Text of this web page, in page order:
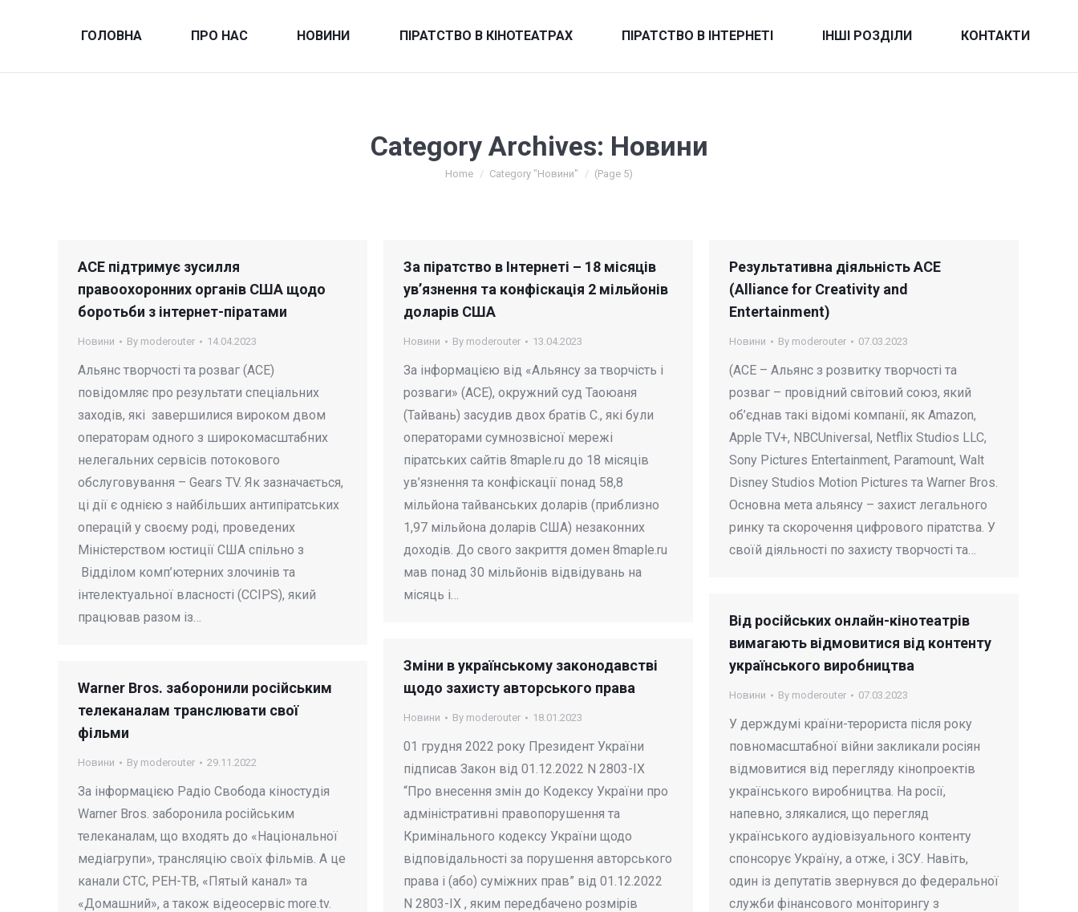
ГОЛОВНА ПРО НАС НОВИНИ ПІРАТСТВО В КІНОТЕАТРАХ ПІРАТСТВО В ІНТЕРНЕТІ ІНШІ РОЗДІЛИ КОНТАКТИ
Category Archives: Новини
You are here:
Home Category "Новини" (Page 5)
АСЕ підтримує зусилля
правоохоронних органів США щодо
боротьби з інтернет-піратами
Новини By moderouter 14.04.2023
Альянс творчості та розваг (ACE)
повідомляє про результати спеціальних
заходів, які завершилися вироком двом
операторам одного з широкомасштабних
нелегальних сервісів потокового
обслуговування – Gears TV. Як зазначається,
ці дії є однією з найбільших антипіратських
операцій у своєму роді, проведених
Міністерством юстиції США спільно з
Відділом комп’ютерних злочинів та
інтелектуальної власності (CCIPS), який
працював разом із…
За піратство в Інтернеті – 18 місяців
ув’язнення та конфіскація 2 мільйонів
доларів США
Новини By moderouter 13.04.2023
За інформацією від «Альянсу за творчість і
розваги» (ACE), окружний суд Таоюаня
(Тайвань) засудив двох братів С., які були
операторами сумнозвісної мережі
піратських сайтів 8maple.ru до 18 місяців
ув’язнення та конфіскації понад 58,8
мільйона тайванських доларів (приблизно
1,97 мільйона доларів США) незаконних
доходів. До свого закриття домен 8maple.ru
мав понад 30 мільйонів відвідувань на
місяць і…
Результативна діяльність АСЕ
(Alliance for Creativity and
Entertainment)
Новини By moderouter 07.03.2023
(АСЕ – Альянс з розвитку творчості та
розваг – провідний світовий союз, який
об’єднав такі відомі компанії, як Amazon,
Apple TV+, NBCUniversal, Netflix Studios LLC,
Sony Pictures Entertainment, Paramount, Walt
Disney Studios Motion Pictures та Warner Bros.
Основна мета альянсу – захист легального
ринку та скорочення цифрового піратства. У
своїй діяльності по захисту творчості та…
Від російських онлайн-кінотеатрів
вимагають відмовитися від контенту
українського виробництва
Новини By moderouter 07.03.2023
У держдумі країни-терориста після року
повномасштабної війни закликали росіян
відмовитися від перегляду кінопроектів
українського виробництва. На росії,
напевно, злякалися, що перегляд
українського аудіовізуального контенту
спонсорує Україну, а отже, і ЗСУ. Навіть,
один із депутатів звернувся до федеральної
служби фінансового моніторингу з
Зміни в українському законодавстві
щодо захисту авторського права
Новини By moderouter 18.01.2023
01 грудня 2022 року Президент України
підписав Закон від 01.12.2022 N 2803-IX
“Про внесення змін до Кодексу України про
адміністративні правопорушення та
Кримінального кодексу України щодо
відповідальності за порушення авторського
права і (або) суміжних прав” від 01.12.2022
N 2803-IX , яким передбачено розмірів
Warner Bros. заборонили російським
телеканалам транслювати свої
фільми
Новини By moderouter 29.11.2022
За інформацією Радіо Свобода кіностудія
Warner Bros. заборонила російським
телеканалам, що входять до «Національної
медіагрупи», трансляцію своїх фільмів. А це
канали СТС, РЕН-ТВ, «Пятый канал» та
«Домашний», а також відеосервіс more.tv.